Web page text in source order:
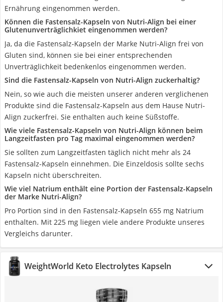
Ernährung eingenommen werden.
Können die Fastensalz-Kapseln von Nutri-Align bei einer
Glutenunverträglichkiet eingenommen werden?
Ja, da die Fastensalz-Kapseln der Marke Nutri-Align frei von
Gluten sind, können sie bei einer entsprechenden
Unverträglichkeit bedenkenlos eingenommen werden.
Sind die Fastensalz-Kapseln von Nutri-Align zuckerhaltig?
Nein, so wie auch die meisten unserer anderen verglichenen
Produkte sind die Fastensalz-Kapseln aus dem Hause Nutri-
Align zuckerfrei. Sie enthalten auch keine Süßstoffe.
Wie viele Fastensalz-Kapseln von Nutri-Align können beim
Langzeitfasten pro Tag maximal eingenommen werden?
Sie sollten zum Langzeitfasten täglich nicht mehr als 24
Fastensalz-Kapseln einnehmen. Die Einzeldosis sollte sechs
Kapseln nicht überschreiten.
Wie viel Natrium enthält eine Portion der Fastensalz-Kapseln
der Marke Nutri-Align?
Pro Portion sind in den Fastensalz-Kapseln 655 mg Natrium
enthalten. Mit 225 mg liegen viele andere Produkte unseres
Vergleichs darunter.
WeightWorld Keto Electrolytes Kapseln